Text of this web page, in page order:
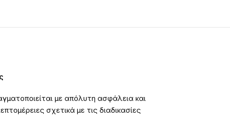
με απόλυτη ασφάλεια και
σχετικά με τις διαδικασίες